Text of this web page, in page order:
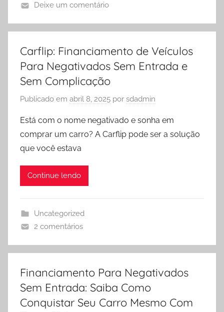
Deixe um comentário
Carflip: Financiamento de Veículos
Para Negativados Sem Entrada e
Sem Complicação
Publicado em abril 8, 2025 por sdadmin
Está com o nome negativado e sonha em
comprar um carro? A Carflip pode ser a solução
que você estava
Continue lendo
Uncategorized
2 comentários
Financiamento Para Negativados
Sem Entrada: Saiba Como
Conquistar Seu Carro Mesmo Com